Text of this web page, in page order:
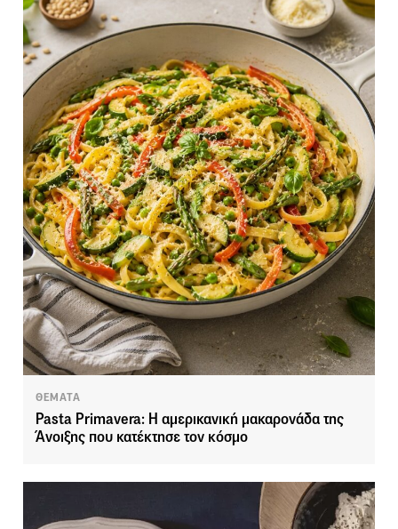
ΘΕΜΑΤΑ
Pasta Primavera: Η αμερικανική μακαρονάδα της
Άνοιξης που κατέκτησε τον κόσμο